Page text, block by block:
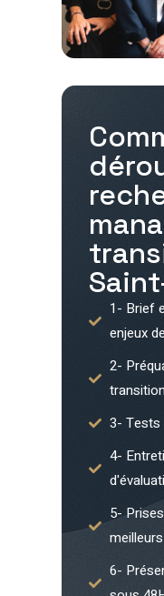
1- Brief
enjeux
2-
transition
3- Tests
4-
5-
6-